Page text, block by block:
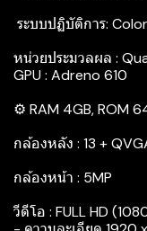
ระบบปฏิบัติการ:
หน่วยประมวลผล :
GPU : Adreno 610
⚙️ RAM 4GB, ROM
กล้องหลัง : 13 +
กล้องหน้า : 5MP
วีดีโอ : FULL HD